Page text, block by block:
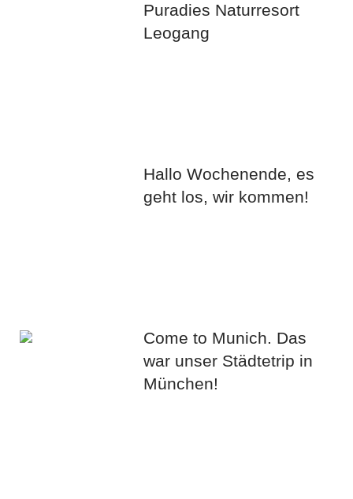
Puradies Naturresort
Leogang
Hallo Wochenende, es
geht los, wir kommen!
Come to Munich. Das
war unser Städtetrip in
München!